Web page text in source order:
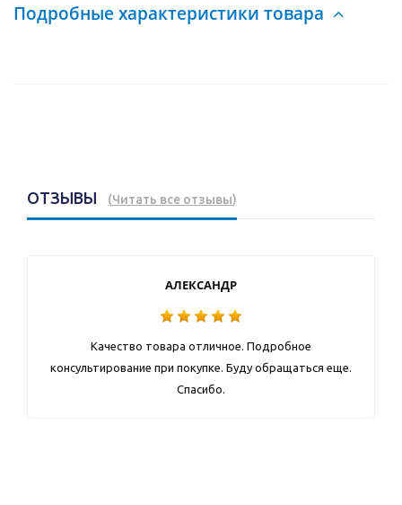
Подробные характеристики товара
ОТЗЫВЫ (Читать все отзывы)
АЛЕКСАНДР
Качество товара отличное. Подробное
консультирование при покупке. Буду обращаться еще.
Спасибо.